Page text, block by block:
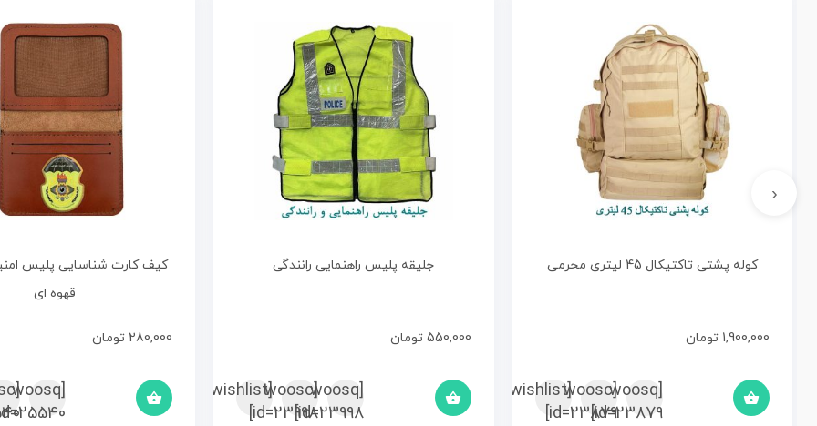
کوله پشتی تاکتیکال 45 لیتری محرمی
1,900,000 تومان
[yith_wcwl_add_to_wishlist]
[woosc
id=23879]
[woosq
id=23879]
جلیقه پلیس راهنمایی رانندگی
550,000 تومان
[yith_wcwl_add_to_wishlist]
[woosc
id=23998]
[woosq
id=23998]
کیف کارت شناسایی پلیس
قهوه ای
280,000 تومان
[woosq
‹